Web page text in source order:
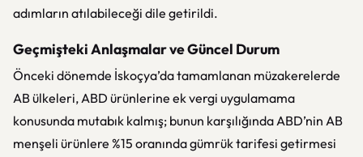
adımların atılabileceği dile getirildi.
Geçmişteki Anlaşmalar ve Güncel Durum
Önceki dönemde İskoçya’da tamamlanan müzakerelerde
AB ülkeleri, ABD ürünlerine ek vergi uygulamama
konusunda mutabık kalmış; bunun karşılığında ABD’nin AB
menşeli ürünlere %15 oranında gümrük tarifesi getirmesi